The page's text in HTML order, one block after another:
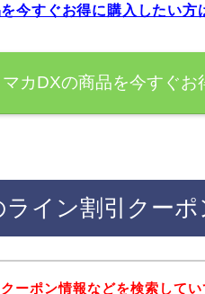
今すぐお得に購入したい方
マカDXの商品を今すぐお
イン割引クーポ
クーポン情報などを検索して